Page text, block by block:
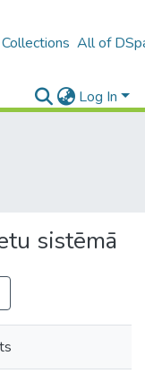
All of
Log In
sistēmā